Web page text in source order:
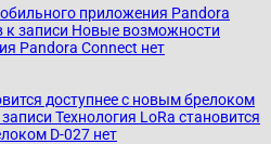
приложения Pandora
к записи Новые возможности
Pandora Connect нет
доступнее с новым брелоком
записи Технология LoRa становится
D-027 нет